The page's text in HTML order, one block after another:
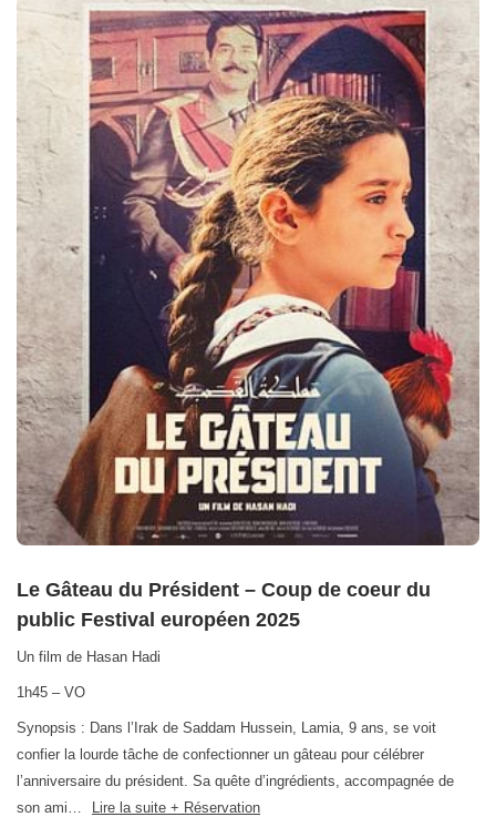
Le Gâteau du Président – Coup de coeur du
public Festival européen 2025
Un film de Hasan Hadi
1h45 – VO
Synopsis : Dans l’Irak de Saddam Hussein, Lamia, 9 ans, se voit
confier la lourde tâche de confectionner un gâteau pour célébrer
l’anniversaire du président. Sa quête d’ingrédients, accompagnée de
son ami…
Lire la suite + Réservation